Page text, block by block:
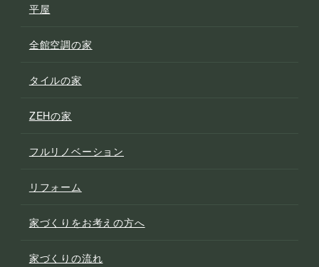
平屋
全館空調の家
タイルの家
ZEHの家
フルリノベーション
リフォーム
家づくりをお考えの方へ
家づくりの流れ